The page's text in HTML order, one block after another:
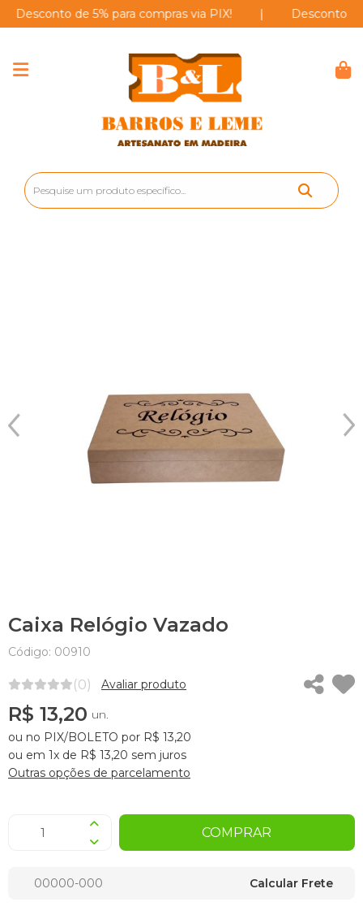
de 5% para compras via PIX! | Desconto de
Caixa Relógio Vazado
Código: 00910
(0) Avaliar produto
R$ 13,20 un.
ou no PIX/BOLETO por R$ 13,20
ou em 1x de R$ 13,20 sem juros
Outras opções de parcelamento
COMPRAR
Calcular Frete